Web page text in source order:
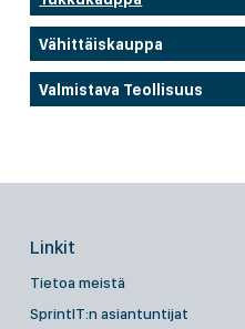
Vähittäiskauppa
Valmistava Teollisuus
Linkit
Tietoa meistä
SprintIT:n asiantuntijat